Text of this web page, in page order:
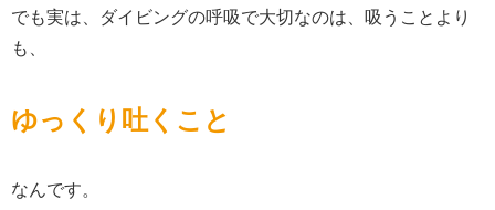
でも実は、ダイビングの呼吸で大切なのは、吸うことより
も、
ゆっくり吐くこと
なんです。